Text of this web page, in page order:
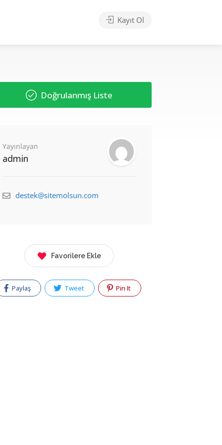
Kayıt Ol
Doğrulanmış Liste
Yayınlayan
admin
destek@sitemolsun.com
Favorilere Ekle
Paylaş Tweet Pin It